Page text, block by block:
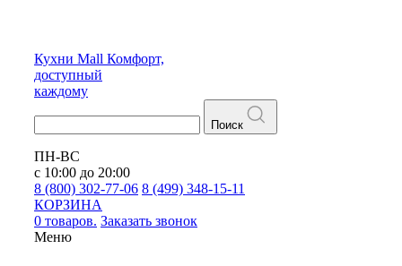
Кухни Mall Комфорт,
доступный
каждому
Поиск
ПН-ВС
с 10:00 до 20:00
8 (800) 302-77-06 8 (499) 348-15-11
КОРЗИНА
0 товаров. Заказать звонок
Меню